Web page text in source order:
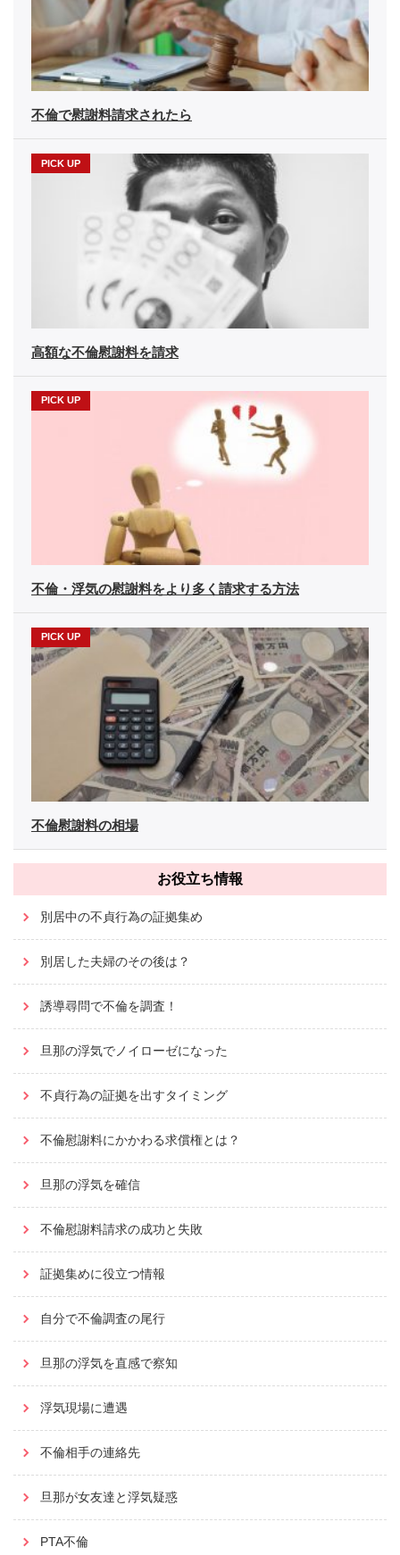
不倫で慰謝料請求されたら
高額な不倫慰謝料を請求
不倫・浮気の慰謝料をより多く請求する方法
不倫慰謝料の相場
お役立ち情報
別居中の不貞行為の証拠集め
別居した夫婦のその後は？
誘導尋問で不倫を調査！
旦那の浮気でノイローゼになった
不貞行為の証拠を出すタイミング
不倫慰謝料にかかわる求償権とは？
旦那の浮気を確信
不倫慰謝料請求の成功と失敗
証拠集めに役立つ情報
自分で不倫調査の尾行
旦那の浮気を直感で察知
浮気現場に遭遇
不倫相手の連絡先
旦那が女友達と浮気疑惑
PTA不倫